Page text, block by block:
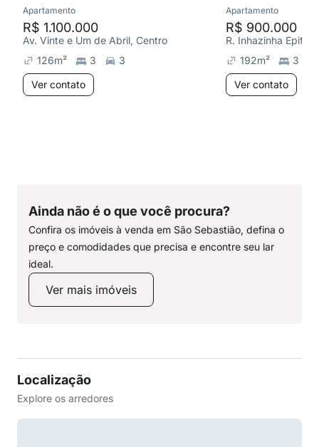
Apartamento
R$ 1.100.000
Av. Vinte e Um de Abril, Centro
126m² 3
3
Ver contato
Apartamento
R$ 900.000
R. Inhazinha
192m²
3
Ver contato
Ainda não é o que você procura?
Confira os imóveis à venda em São Sebastião, defina o
preço e comodidades que precisa e encontre seu lar
ideal.
Ver mais imóveis
Localização
Explore os arredores